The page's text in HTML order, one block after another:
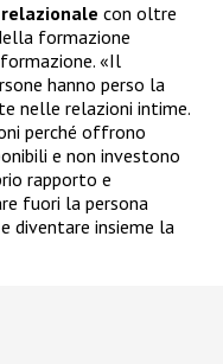
con oltre
formazione
«Il
hanno perso la
nelle relazioni intime.
perché offrono
e non investono
rapporto e
fuori la persona
diventare insieme la